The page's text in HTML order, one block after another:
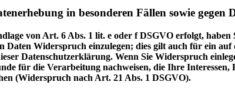
in besonderen Fällen sowie
von Art. 6 Abs. 1 lit. e oder f DSGVO erfolgt,
Daten Widerspruch einzulegen; dies gilt auch für ein
Datenschutzerklärung. Wenn Sie Widerspruch
für die Verarbeitung nachweisen, die Ihre
(Widerspruch nach Art. 21 Abs. 1 DSGVO).